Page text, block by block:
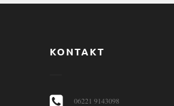
KONTAKT
06221 9143098